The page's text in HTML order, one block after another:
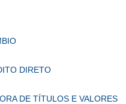
DIRETO
DE TÍTULOS E VALORES